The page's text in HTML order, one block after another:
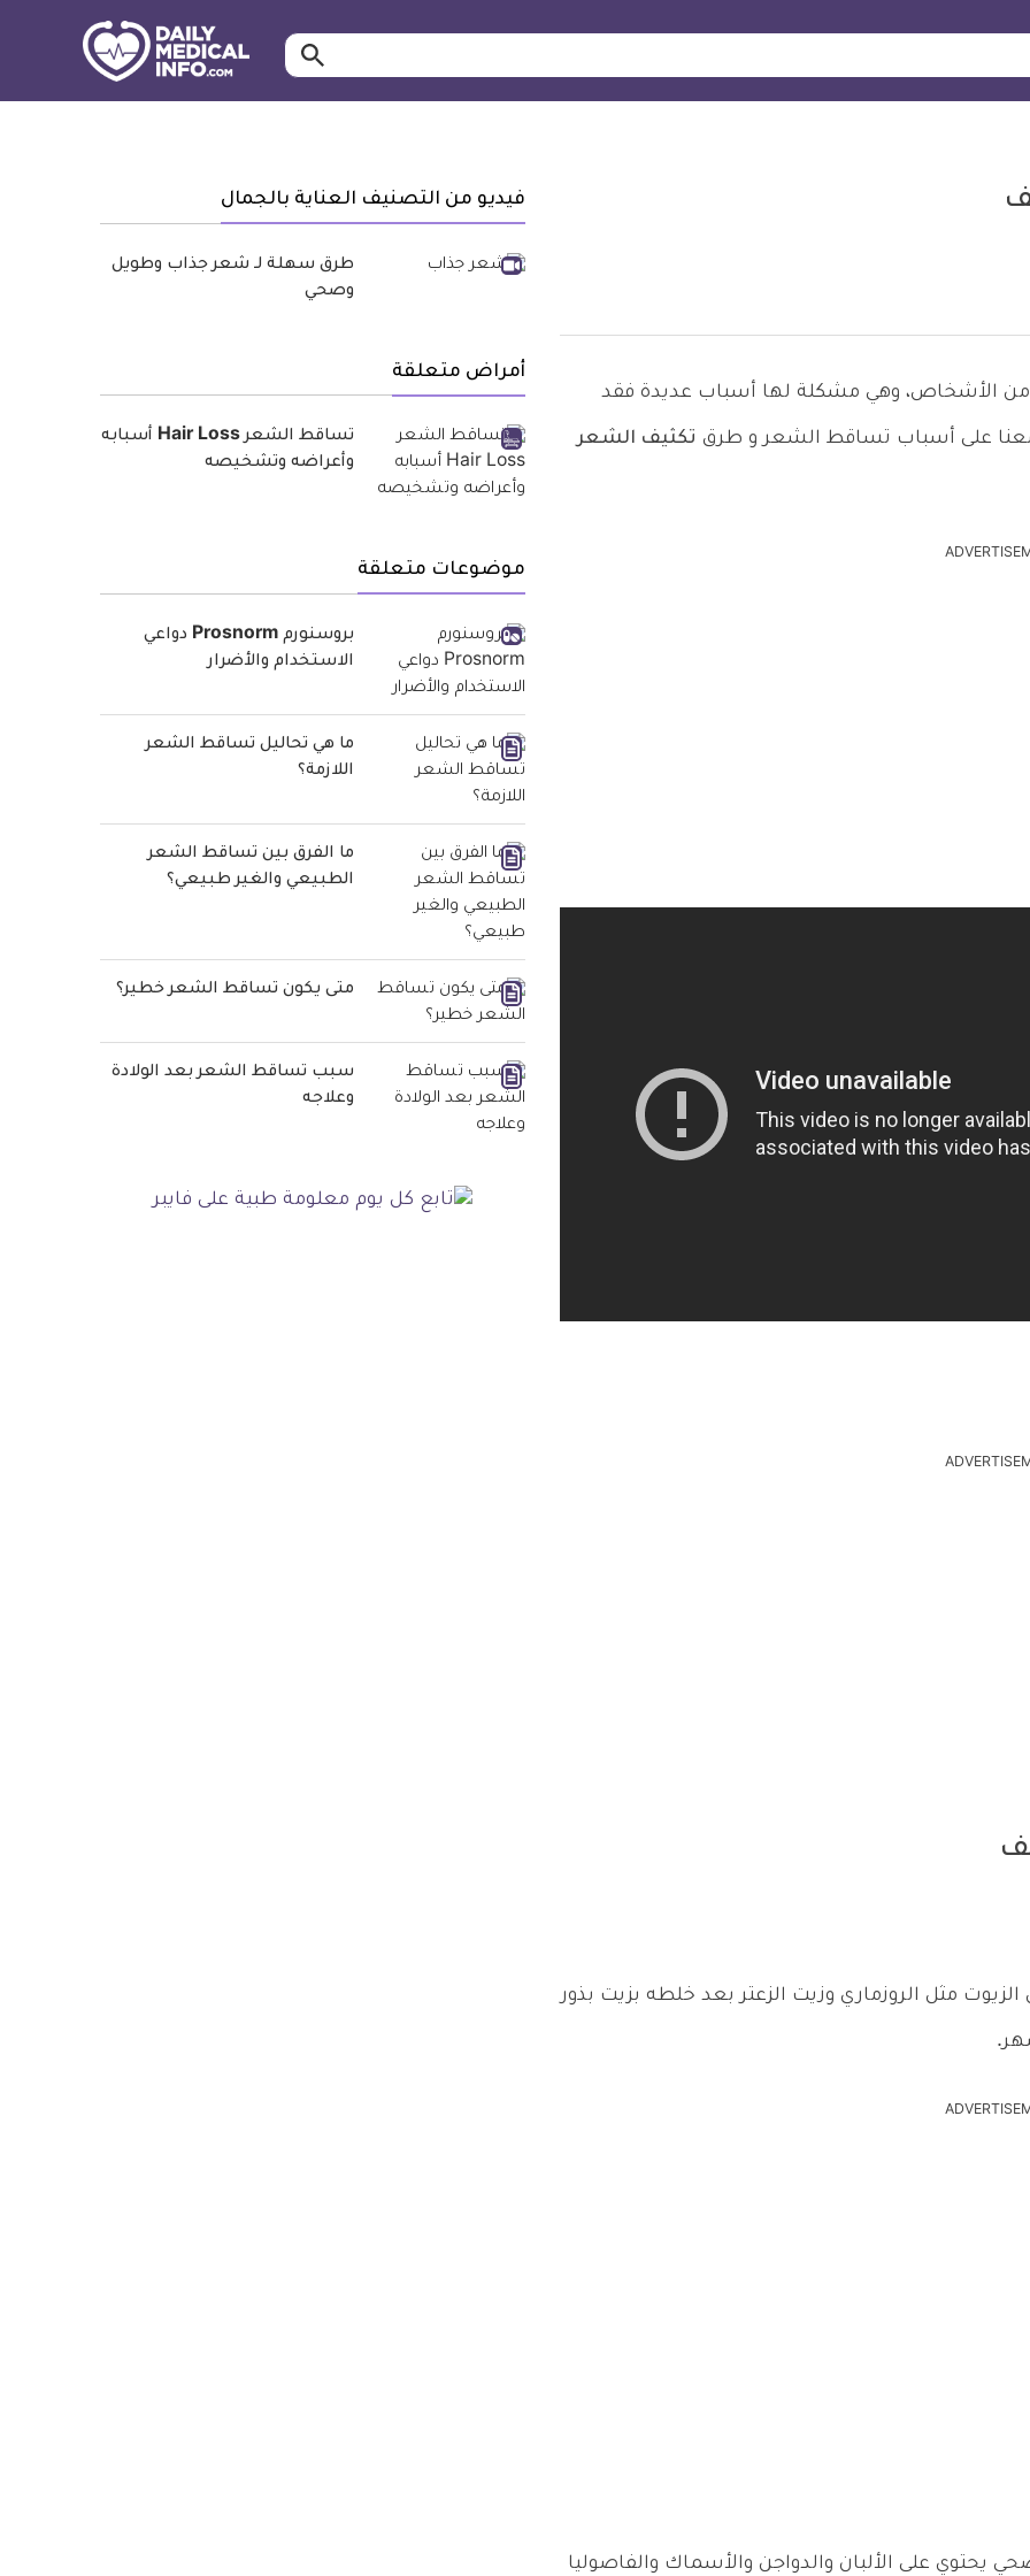
ابحث…
الأشخاص، وهي مشكلة لها أسباب عديدة فقد
على أسباب تساقط الشعر و طرق تكثيف الشعر
مثل الروزماري وزيت الزعتر بعد خلطه بزيت بذور
يحتوي على الألبان والدواجن والأسماك والفاصوليا
فيديو من التصنيف العناية بالجمال
طرق سهلة لـ شعر جذاب وطويل
وصحي
أمراض متعلقة
تساقط الشعر Hair Loss أسبابه
وأعراضه وتشخيصه
موضوعات متعلقة
بروسنورم Prosnorm دواعي
الاستخدام والأضرار
ما هي تحاليل تساقط الشعر
اللازمة؟
ما الفرق بين تساقط الشعر
الطبيعي والغير طبيعي؟
متى يكون تساقط الشعر خطير؟
سبب تساقط الشعر بعد الولادة
وعلاجه